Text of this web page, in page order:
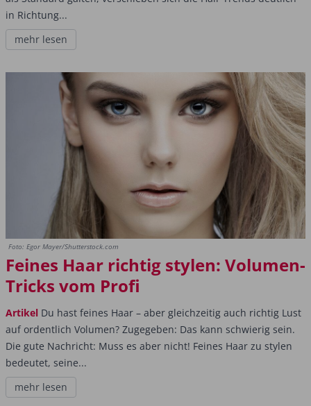
in Richtung...
mehr lesen
Foto: Egor Mayer/Shutterstock.com
Feines Haar richtig stylen: Volumen-
Tricks vom Profi
Artikel Du hast feines Haar – aber gleichzeitig auch richtig Lust
auf ordentlich Volumen? Zugegeben: Das kann schwierig sein.
Die gute Nachricht: Muss es aber nicht! Feines Haar zu stylen
bedeutet, seine...
mehr lesen